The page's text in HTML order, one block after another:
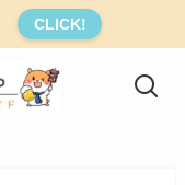
CLICK!